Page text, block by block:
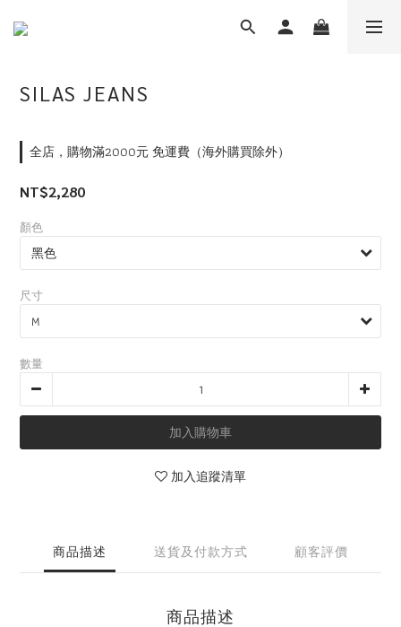
SILAS JEANS
全店，購物滿2000元 免運費（海外購買除外）
NT$2,280
顏色
尺寸
數量
加入購物車
加入追蹤清單
商品描述 送貨及付款方式 顧客評價
商品描述